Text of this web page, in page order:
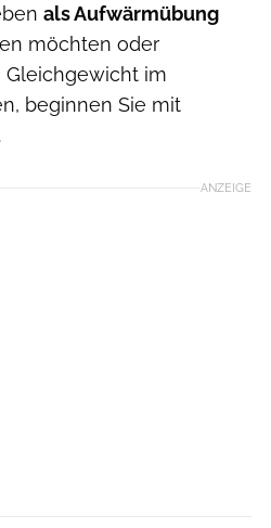
als Aufwärmübung
möchten oder
Gleichgewicht im
beginnen Sie mit
ANZEIGE